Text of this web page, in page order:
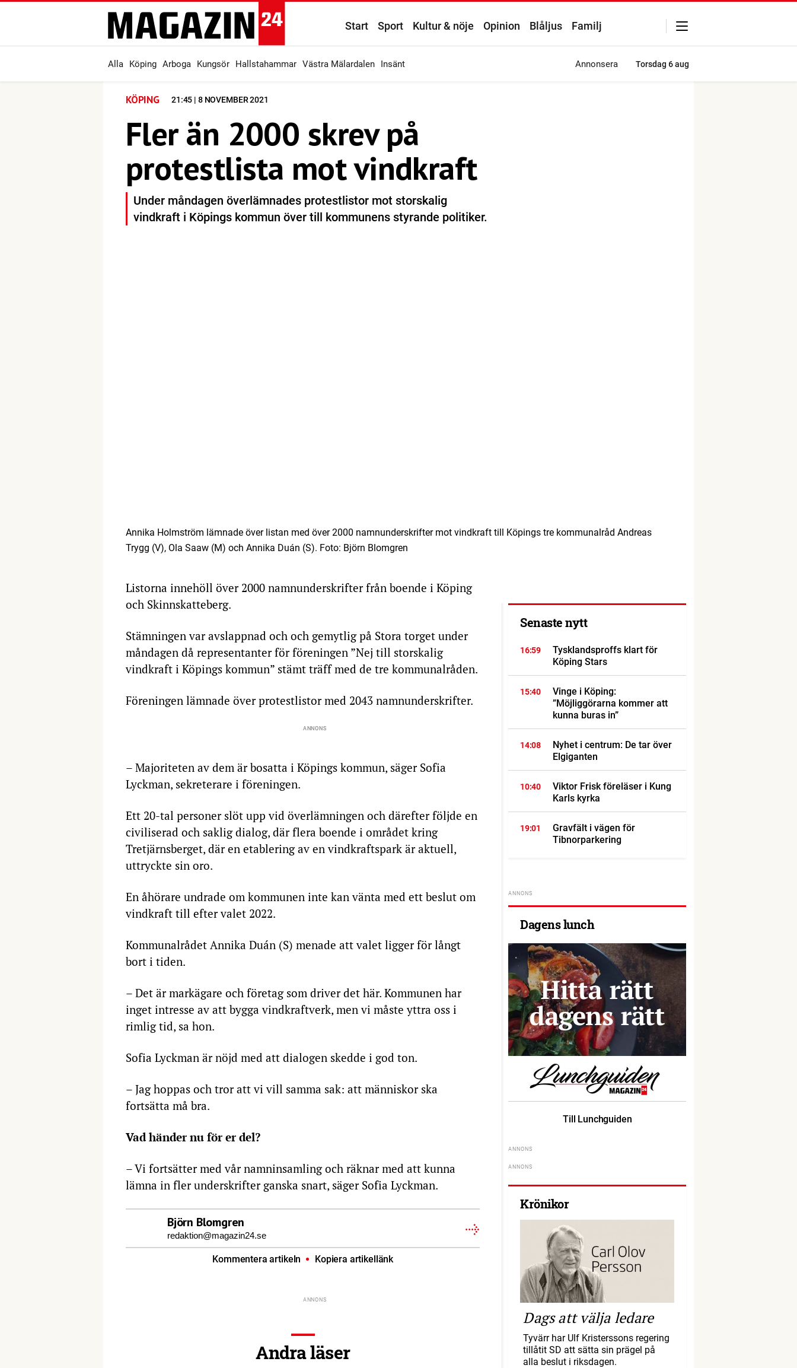
Start Sport Kultur & nöje Opinion Blåljus Familj
Alla Köping Arboga Kungsör Hallstahammar Västra Mälardalen Insänt Annonsera Torsdag 6 aug
KÖPING 21:45 | 8 NOVEMBER 2021
Fler än 2000 skrev på
protestlista mot vindkraft
Under måndagen överlämnades protestlistor mot storskalig
vindkraft i Köpings kommun över till kommunens styrande politiker.
Annika Holmström lämnade över listan med över 2000 namnunderskrifter mot vindkraft till Köpings tre kommunalråd Andreas
Trygg (V), Ola Saaw (M) och Annika Duán (S). Foto: Björn Blomgren
Listorna innehöll över 2000 namnunderskrifter från boende i Köping
och Skinnskatteberg.
Stämningen var avslappnad och och gemytlig på Stora torget under
måndagen då representanter för föreningen ”Nej till storskalig
vindkraft i Köpings kommun” stämt träff med de tre kommunalråden.
Föreningen lämnade över protestlistor med 2043 namnunderskrifter.
– Majoriteten av dem är b­osatta i Köpings kommun, säger Sofia
Lyckman, sekreterare i föreningen.
Ett 20-tal personer slöt upp vid överlämningen och därefter följde en
civiliserad och saklig dialog, där flera boende i området kring
Tretjärnsberget, där en etablering av en vindkraftspark är aktuell,
uttryckte sin oro.
En åhörare undrade om kommunen inte kan vänta med ett beslut om
vindkraft till efter valet 2022.
Kommunalrådet Annika Duán (S) menade att valet ligger för långt
bort i tiden.
– Det är markägare och företag som driver det här. Kommunen har
inget intresse av att bygga vindkraftverk, men vi måste yttra oss i
rimlig tid, sa hon.
Sofia Lyckman är nöjd med att dialogen skedde i god ton.
– Jag hoppas och tror att vi vill samma sak: att människor ska
fortsätta må bra.
Vad händer nu för er del?
– Vi fortsätter med vår namninsamling och räknar med att kunna
lämna in fler underskrifter ganska snart, säger Sofia Lyckman.
Björn Blomgren
redaktion@magazin24.se
Kommentera artikeln Kopiera artikellänk
Andra läser
Senaste nytt
16:59
Tysklandsproffs klart för
Köping Stars
15:40
Vinge i Köping:
”Möjliggörarna kommer att
kunna buras in”
14:08
Nyhet i centrum: De tar över
Elgiganten
10:40
Viktor Frisk föreläser i Kung
Karls kyrka
19:01
Gravfält i vägen för
Tibnorparkering
Dagens lunch
Till Lunchguiden
Krönikor
Dags att välja ledare
Tyvärr har Ulf Kristerssons regering
tillåtit SD att sätta sin prägel på
alla beslut i riksdagen.